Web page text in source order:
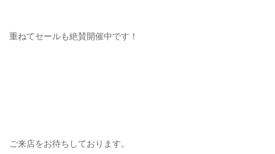
重ねてセールも絶賛開催中です！
ご来店をお待ちしております。